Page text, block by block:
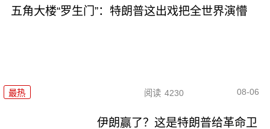
五角大楼“罗生门”：特朗普这出戏把全世界演懵
最热 阅读 4230 08-06
伊朗赢了？这是特朗普给革命卫